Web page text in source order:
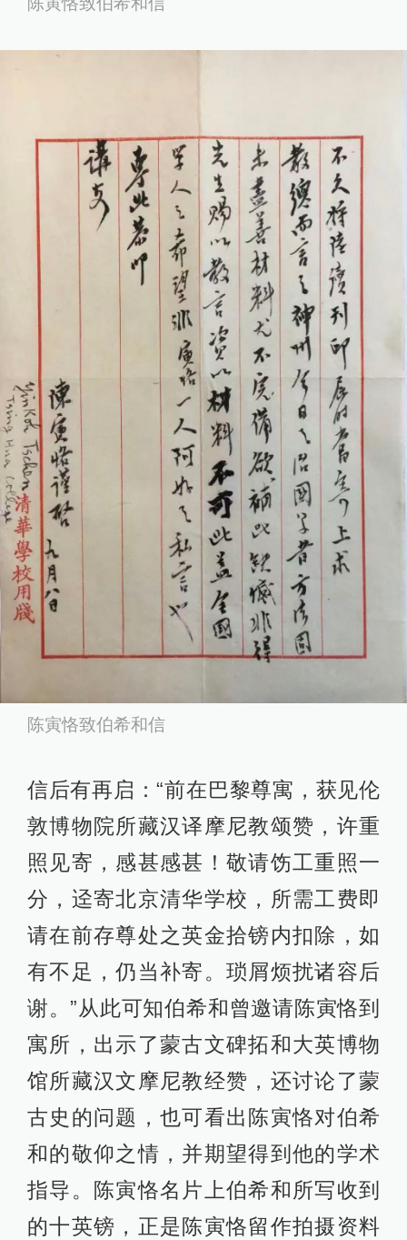
陈寅恪致伯希和信
信后有再启：“前在巴黎尊寓，获见伦
敦博物院所藏汉译摩尼教颂赞，许重
照见寄，感甚感甚！敬请饬工重照一
分，迳寄北京清华学校，所需工费即
请在前存尊处之英金拾镑内扣除，如
有不足，仍当补寄。琐屑烦扰诸容后
谢。”从此可知伯希和曾邀请陈寅恪到
寓所，出示了蒙古文碑拓和大英博物
馆所藏汉文摩尼教经赞，还讨论了蒙
古史的问题，也可看出陈寅恪对伯希
和的敬仰之情，并期望得到他的学术
指导。陈寅恪名片上伯希和所写收到
的十英镑，正是陈寅恪留作拍摄资料